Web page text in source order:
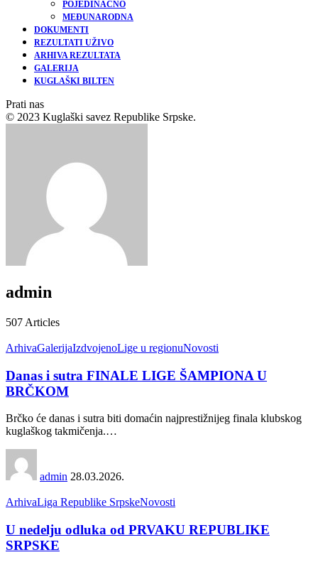
POJEDINAČNO
MEĐUNARODNA
DOKUMENTI
REZULTATI UŽIVO
ARHIVA REZULTATA
GALERIJA
KUGLAŠKI BILTEN
Prati nas
© 2023 Kuglaški savez Republike Srpske.
admin
507 Articles
ArhivaGalerijaIzdvojenoLige u regionuNovosti
Danas i sutra FINALE LIGE ŠAMPIONA U
BRČKOM
Brčko će danas i sutra biti domaćin najprestižnijeg finala klubskog
kuglaškog takmičenja.…
admin 28.03.2026.
ArhivaLiga Republike SrpskeNovosti
U nedelju odluka od PRVAKU REPUBLIKE
SRPSKE